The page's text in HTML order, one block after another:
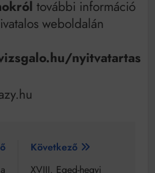
további információ
weboldalán
nyitvatartas
Következő
XVIII. Eged-hegyi